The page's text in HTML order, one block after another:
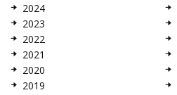
2024
2023
2022
2021
2020
2019